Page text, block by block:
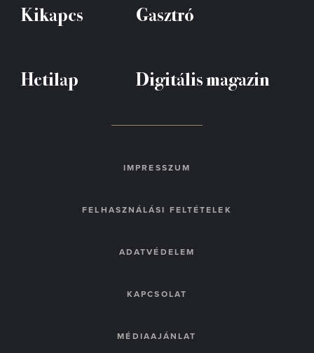
Kikapcs Gasztró
Hetilap Digitális magazin
IMPRESSZUM
FELHASZNÁLÁSI FELTÉTELEK
ADATVÉDELEM
KAPCSOLAT
MÉDIAAJÁNLAT